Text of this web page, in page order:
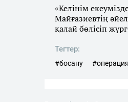
«Келінім
Майғазиевтің
қалай бөлісіп
Тегтер:
#босану #операция